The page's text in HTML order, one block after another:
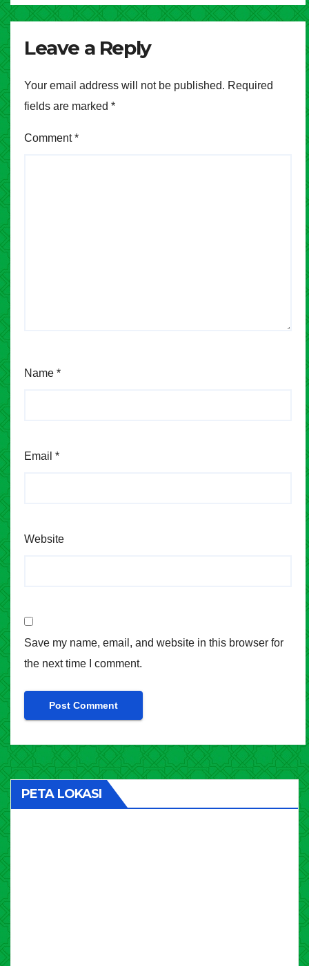
Leave a Reply
Your email address will not be published. Required
fields are marked *
Comment*
Name *
Email *
Website
Save my name, email, and website in this browser for
the next time I comment.
PETA LOKASI